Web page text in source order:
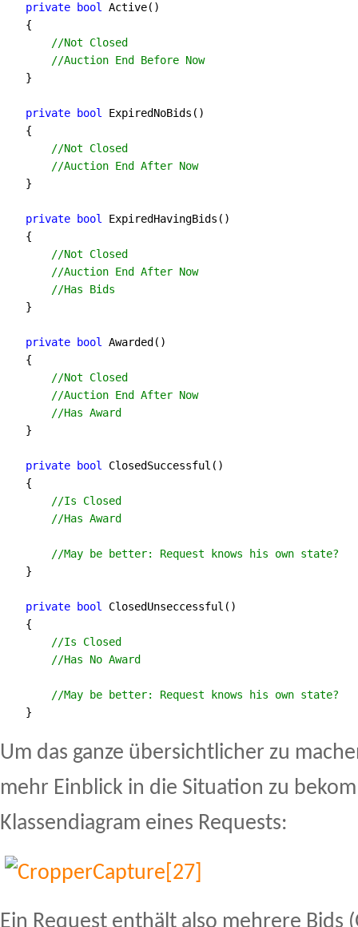
private bool Active()
    {
//Not Closed
//Auction End Before Now
    }
private bool ExpiredNoBids()
    {
//Not Closed
//Auction End After Now
    }
private bool ExpiredHavingBids()
    {
//Not Closed
//Auction End After Now
//Has Bids
    }
private bool Awarded()
    {
//Not Closed
//Auction End After Now
//Has Award
    }
private bool ClosedSuccessful()
    {
//Is Closed
//Has Award
//May be better: Request knows his own state?
    }
private bool ClosedUnseccessful()
    {
//Is Closed
//Has No Award
//May be better: Request knows his own state?
    }
Um das ganze übersichtlicher zu
mehr Einblick in die Situation zu
Klassendiagram eines Requests:
Ein Request enthält also mehrere Bids